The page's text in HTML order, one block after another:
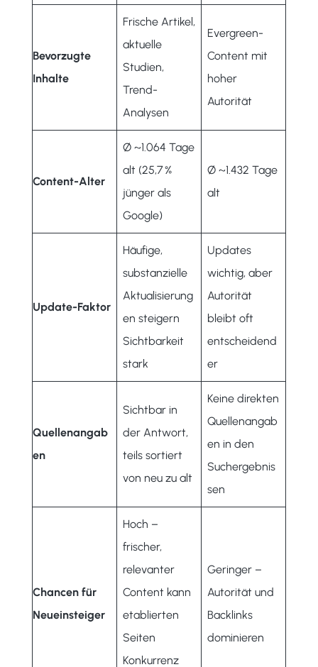
Bevorzugte
Inhalte
Frische Artikel,
aktuelle
Studien,
Trend-
Analysen
Evergreen-
Content mit
hoher
Autorität
Content-Alter
Ø ~1.064 Tage
alt (25,7 %
jünger als
Google)
Ø ~1.432 Tage
alt
Update-Faktor
Häufige,
substanzielle
Aktualisierung
en steigern
Sichtbarkeit
stark
Updates
wichtig, aber
Autorität
bleibt oft
entscheidend
er
Quellenangab
en
Sichtbar in
der Antwort,
teils sortiert
von neu zu alt
Keine direkten
Quellenangab
en in den
Suchergebnis
sen
Chancen für
Neueinsteiger
Hoch –
frischer,
relevanter
Content kann
etablierten
Seiten
Konkurrenz
Geringer –
Autorität und
Backlinks
dominieren